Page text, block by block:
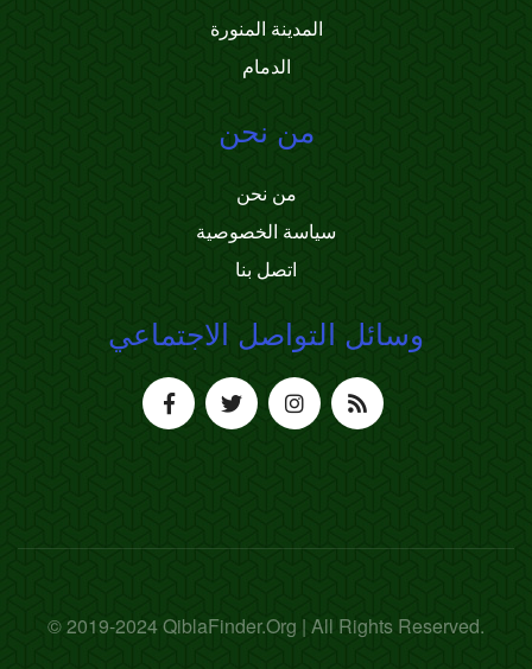
المدينة المنورة
الدمام
من نحن
من نحن
سياسة الخصوصية
اتصل بنا
وسائل التواصل الاجتماعي
© 2019-2024 QiblaFinder.Org | All Rights Reserved.